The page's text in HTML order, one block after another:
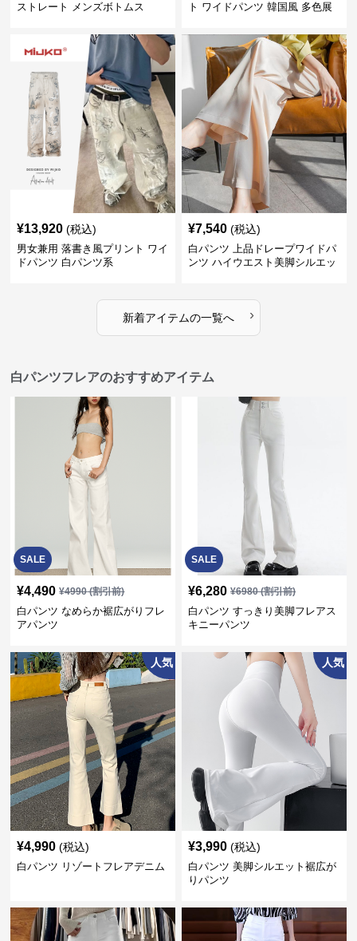
ストレート メンズボトムス
ト ワイドパンツ 韓国風 多色展
¥13,920 (税込)
男女兼用 落書き風プリント ワイ
ドパンツ 白パンツ系
¥7,540 (税込)
白パンツ 上品ドレープワイドパ
ンツ ハイウエスト美脚シルエッ
新着アイテムの一覧へ ›
白パンツフレアのおすすめアイテム
SALE
¥4,490 ¥4990(割引前)
白パンツ なめらか裾広がりフレ
アパンツ
SALE
¥6,280 ¥6980(割引前)
白パンツ すっきり美脚フレアス
キニーパンツ
人気
¥4,990 (税込)
白パンツ リゾートフレアデニム
人気
¥3,990 (税込)
白パンツ 美脚シルエット裾広が
りパンツ